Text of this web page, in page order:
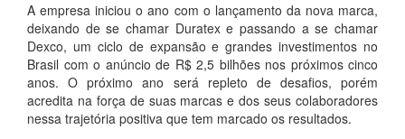
A empresa iniciou o ano com o lançamento da nova marca,
deixando de se chamar Duratex e passando a se chamar
Dexco, um ciclo de expansão e grandes investimentos no
Brasil com o anúncio de R$ 2,5 bilhões nos próximos cinco
anos. O próximo ano será repleto de desafios, porém
acredita na força de suas marcas e dos seus colaboradores
nessa trajetória positiva que tem marcado os resultados.